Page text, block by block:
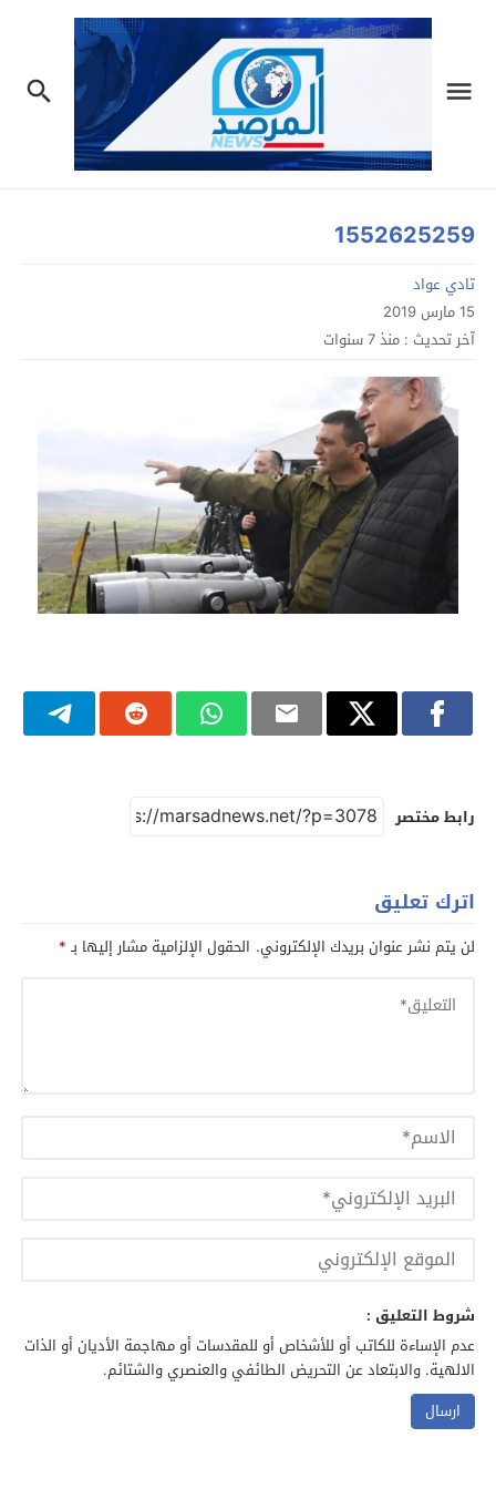
1552625259
تادي عواد
15 مارس 2019
آخر تحديث : منذ 7 سنوات
رابط مختصر
اترك تعليق
لن يتم نشر عنوان بريدك الإلكتروني. الحقول الإلزامية مشار إليها بـ*
شروط التعليق :
عدم الإساءة للكاتب أو للأشخاص أو للمقدسات أو مهاجمة الأديان أو الذات
الالهية. والابتعاد عن التحريض الطائفي والعنصري والشتائم.